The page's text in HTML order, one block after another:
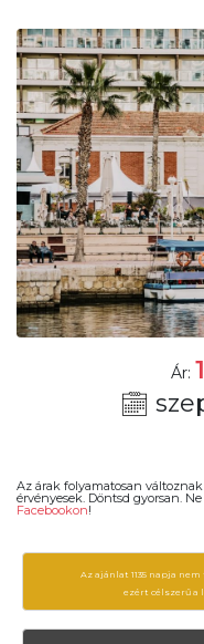
Ár:
Az árak folyamatosan
érvényesek. Döntsd gyorsan.
Facebookon!
Az ajánlat 1135 napja
ezért célszerű